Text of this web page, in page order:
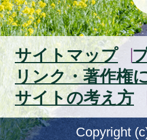
サイトマップ
リンク・著作権
サイトの考え方
Copyright